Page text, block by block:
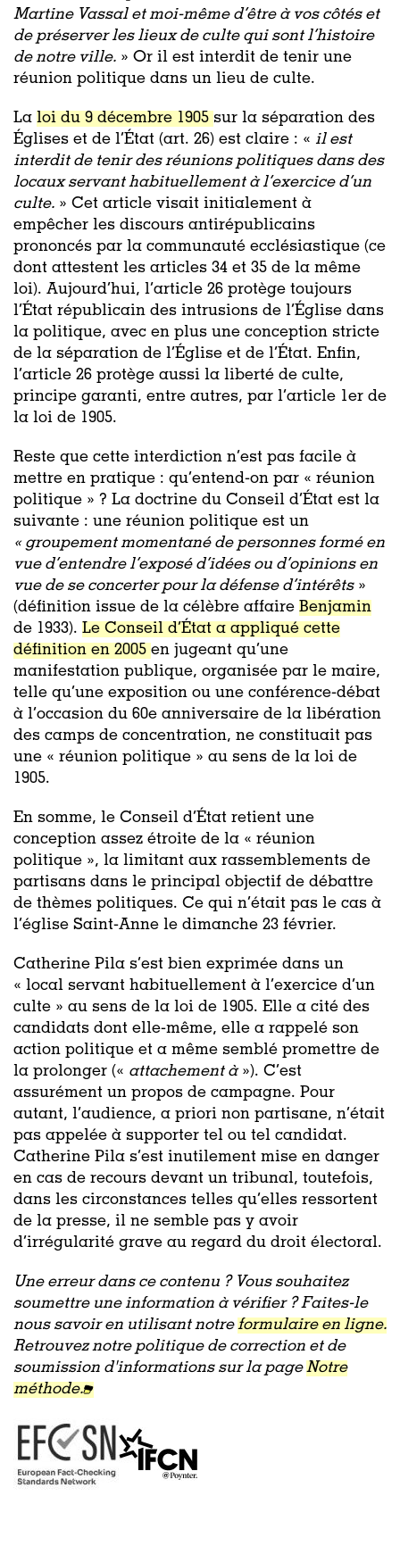
Martine Vassal et moi-même d’être à vos côtés et
de préserver les lieux de culte qui sont l’histoire
de notre ville. » Or il est interdit de tenir une
réunion politique dans un lieu de culte.
La loi du 9 décembre 1905 sur la séparation des
Églises et de l’État (art. 26) est claire : « il est
interdit de tenir des réunions politiques dans des
locaux servant habituellement à l’exercice d’un
culte. » Cet article visait initialement à
empêcher les discours antirépublicains
prononcés par la communauté ecclésiastique (ce
dont attestent les articles 34 et 35 de la même
loi). Aujourd’hui, l’article 26 protège toujours
l’État républicain des intrusions de l’Église dans
la politique, avec en plus une conception stricte
de la séparation de l’Église et de l’État. Enfin,
l’article 26 protège aussi la liberté de culte,
principe garanti, entre autres, par l’article 1er de
la loi de 1905.
Reste que cette interdiction n’est pas facile à
mettre en pratique : qu’entend-on par « réunion
politique » ? La doctrine du Conseil d’État est la
suivante : une réunion politique est un
« groupement momentané de personnes formé en
vue d’entendre l’exposé d’idées ou d’opinions en
vue de se concerter pour la défense d’intérêts»
(définition issue de la célèbre affaire Benjamin
de 1933). Le Conseil d’État a appliqué cette
définition en 2005 en jugeant qu’une
manifestation publique, organisée par le maire,
telle qu’une exposition ou une conférence-débat
à l’occasion du 60e anniversaire de la libération
des camps de concentration, ne constituait pas
une « réunion politique » au sens de la loi de
1905.
En somme, le Conseil d’État retient une
conception assez étroite de la « réunion
politique », la limitant aux rassemblements de
partisans dans le principal objectif de débattre
de thèmes politiques. Ce qui n’était pas le cas à
l’église Saint-Anne le dimanche 23 février.
Catherine Pila s’est bien exprimée dans un
« local servant habituellement à l’exercice d’un
culte » au sens de la loi de 1905. Elle a cité des
candidats dont elle-même, elle a rappelé son
action politique et a même semblé promettre de
la prolonger (« attachement à»). C’est
assurément un propos de campagne. Pour
autant, l’audience, a priori non partisane, n’était
pas appelée à supporter tel ou tel candidat.
Catherine Pila s’est inutilement mise en danger
en cas de recours devant un tribunal, toutefois,
dans les circonstances telles qu’elles ressortent
de la presse, il ne semble pas y avoir
d’irrégularité grave au regard du droit électoral.
Une erreur dans ce contenu ? Vous souhaitez
soumettre une information à vérifier ? Faites-le
nous savoir en utilisant notreformulaire en ligne.
Retrouvez notre politique de correction et de
soumission d'informations sur la pageNotre
méthode.